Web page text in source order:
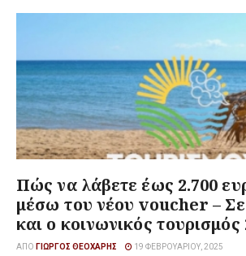
Πώς να λάβετε έως 2.700
μέσω του νέου voucher – Σε
και ο κοινωνικός τουρισμός
ΑΠΌ ΓΙΏΡΓΟΣ ΘΕΟΧΆΡΗΣ 19 ΦΕΒΡΟΥΑΡΊΟΥ, 2025